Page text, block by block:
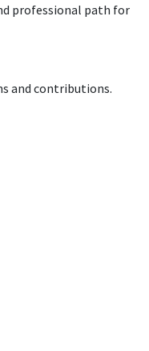
professional path for
and contributions.